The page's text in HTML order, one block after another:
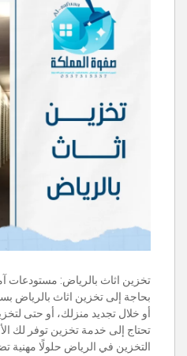
تخزين اثاث بالرياض: مستودعات
بحاجة إلى تخزين اثاث بالرياض
أو خلال تجديد منزلك، أو حتى
تحتاج إلى خدمة تخزين توفر لك
التخزين في الرياض حلولًا مهنية